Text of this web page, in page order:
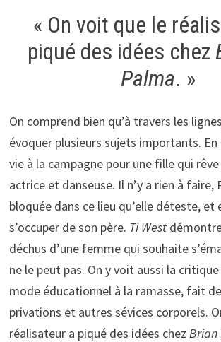
« On voit que le
piqué des idées chez
Palma. »
On comprend bien qu’à travers les
évoquer plusieurs sujets importants. En
vie à la campagne pour une fille qui
actrice et danseuse. Il n’y a rien à faire,
bloquée dans ce lieu qu’elle déteste, et
s’occuper de son père. Ti West
déchus d’une femme qui souhaite
ne le peut pas. On y voit aussi la critique
mode éducationnel à la ramasse, fait
privations et autres sévices corporels.
réalisateur a piqué des idées chez Brian